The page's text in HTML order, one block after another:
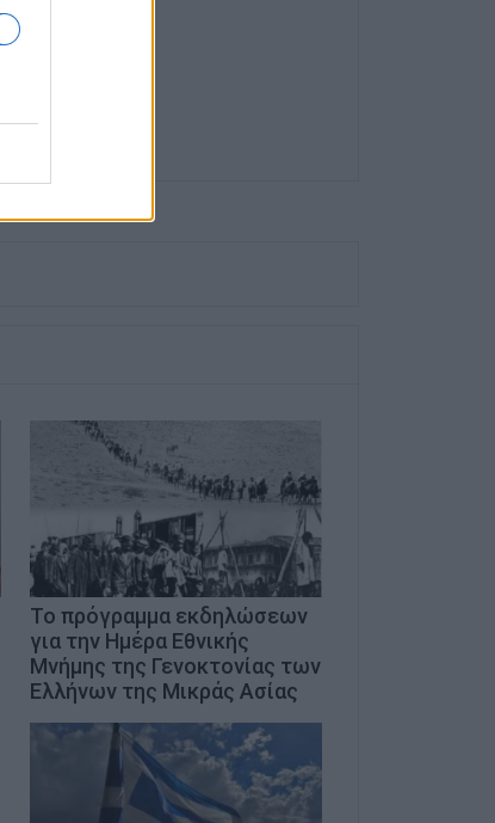
Το πρόγραμμα εκδηλώσεων
για την Ημέρα Εθνικής
Μνήμης της Γενοκτονίας των
Ελλήνων της Μικράς Ασίας